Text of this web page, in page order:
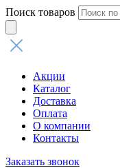
Поиск товаров
Акции
Каталог
Доставка
Оплата
О компании
Контакты
Заказать звонок